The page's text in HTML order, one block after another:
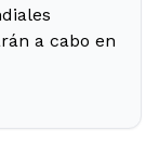
a cabo en